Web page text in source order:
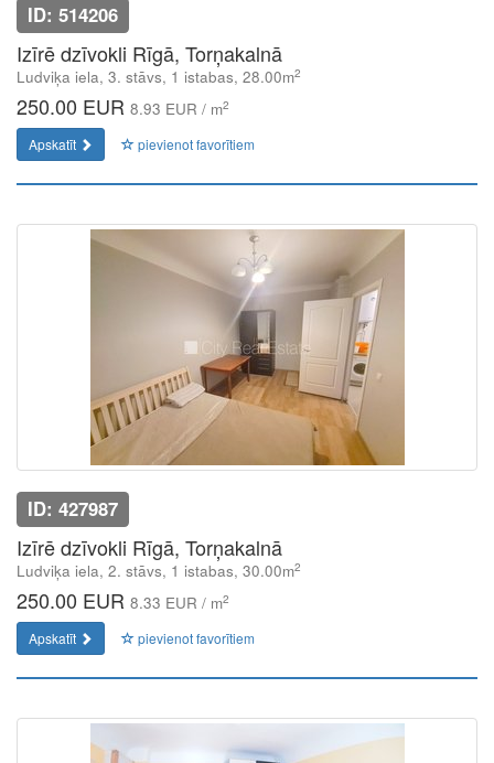
ID: 514206
Izīrē dzīvokli Rīgā, Torņakalnā
Ludviķa iela, 3. stāvs, 1 istabas, 28.00m2
250.00 EUR 8.93 EUR / m2
Apskatīt pievienot favorītiem
ID: 427987
Izīrē dzīvokli Rīgā, Torņakalnā
Ludviķa iela, 2. stāvs, 1 istabas, 30.00m2
250.00 EUR 8.33 EUR / m2
Apskatīt pievienot favorītiem